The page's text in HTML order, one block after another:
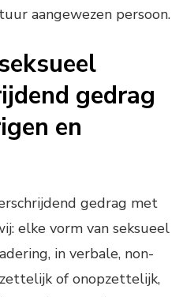
aangewezen persoon.
gedrag
en
gedrag met
elke vorm van seksueel
in verbale, non-
of onopzettelijk,